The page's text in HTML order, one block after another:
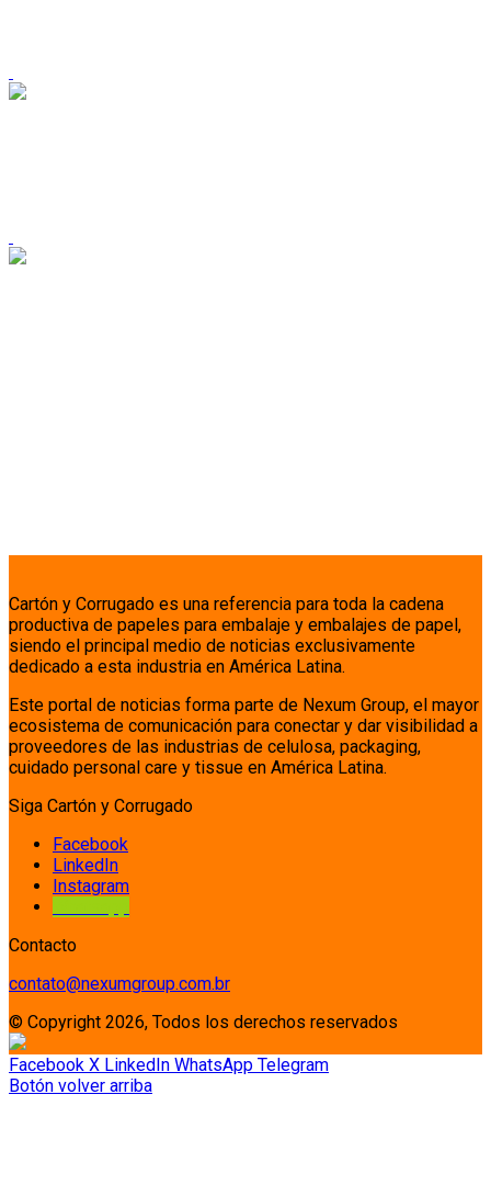
Cartón y Corrugado es una referencia para toda la cadena
productiva de papeles para embalaje y embalajes de papel,
siendo el principal medio de noticias exclusivamente
dedicado a esta industria en América Latina.
Este portal de noticias forma parte de Nexum Group, el mayor
ecosistema de comunicación para conectar y dar visibilidad a
proveedores de las industrias de celulosa, packaging,
cuidado personal care y tissue en América Latina.
Siga Cartón y Corrugado
Facebook
LinkedIn
Instagram
Contacto
contato@nexumgroup.com.br
© Copyright 2026, Todos los derechos reservados
Facebook X LinkedIn WhatsApp Telegram
Botón volver arriba